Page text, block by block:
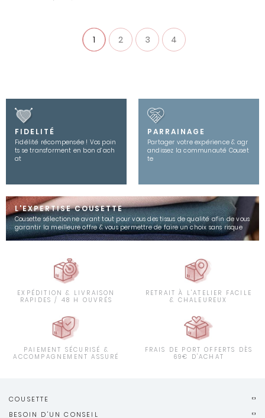
1 2 3 4
FIDELITÉ
Fidélité récompensée ! Vos poin
ts se transforment en bon d’ach
at
PARRAINAGE
Partager votre expérience & agr
andissez la communauté Couset
te
L'EXPERTISE COUSETTE
Cousette sélectionne avant tout pour vous des tissus de qualité afin de vous
garantir la meilleure offre & vous permettre de faire un choix sans risque
EXPÉDITION & LIVRAISON
RAPIDES / 48 H OUVRÉS
RETRAIT À L'ATELIER FACILE
& CHALEUREUX
PAIEMENT SÉCURISÉ &
ACCOMPAGNEMENT ASSURÉ
FRAIS DE PORT OFFERTS DÈS
69€ D'ACHAT
COUSETTE
BESOIN D'UN CONSEIL